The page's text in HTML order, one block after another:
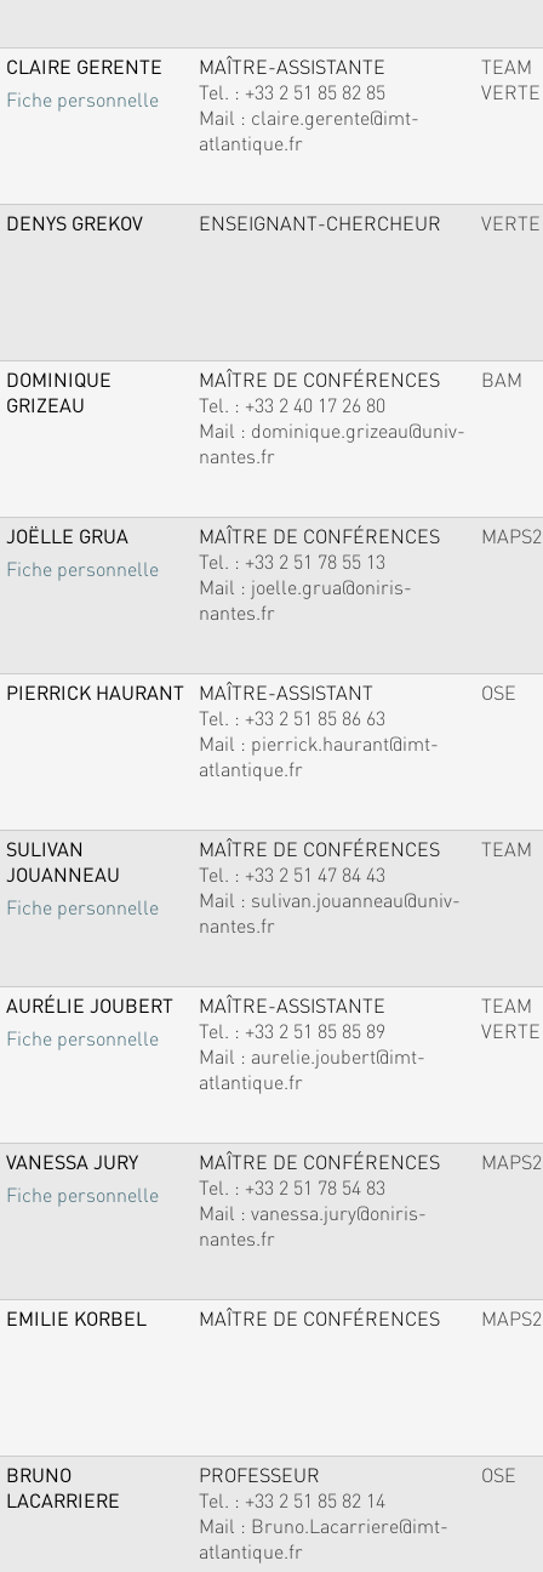
CLAIRE GERENTE
Fiche personnelle
MAÎTRE-ASSISTANTE
Tel. : +33 2 51 85 82 85
Mail : claire.gerente@imt-
atlantique.fr
TEAM
VERTE
DENYS GREKOV ENSEIGNANT-CHERCHEUR VERTE
DOMINIQUE
GRIZEAU
MAÎTRE DE CONFÉRENCES
Tel. : +33 2 40 17 26 80
Mail : dominique.grizeau@univ-
nantes.fr
BAM
JOËLLE GRUA
Fiche personnelle
MAÎTRE DE CONFÉRENCES
Tel. : +33 2 51 78 55 13
Mail : joelle.grua@oniris-
nantes.fr
MAPS2
PIERRICK HAURANT
MAÎTRE-ASSISTANT
Tel. : +33 2 51 85 86 63
Mail : pierrick.haurant@imt-
atlantique.fr
OSE
SULIVAN
JOUANNEAU
Fiche personnelle
MAÎTRE DE CONFÉRENCES
Tel. : +33 2 51 47 84 43
Mail : sulivan.jouanneau@univ-
nantes.fr
TEAM
AURÉLIE JOUBERT
Fiche personnelle
MAÎTRE-ASSISTANTE
Tel. : +33 2 51 85 85 89
Mail : aurelie.joubert@imt-
atlantique.fr
TEAM
VERTE
VANESSA JURY
Fiche personnelle
MAÎTRE DE CONFÉRENCES
Tel. : +33 2 51 78 54 83
Mail : vanessa.jury@oniris-
nantes.fr
MAPS2
EMILIE KORBEL MAÎTRE DE CONFÉRENCES MAPS2
BRUNO
LACARRIERE
PROFESSEUR
Tel. : +33 2 51 85 82 14
Mail : Bruno.Lacarriere@imt-
atlantique.fr
OSE